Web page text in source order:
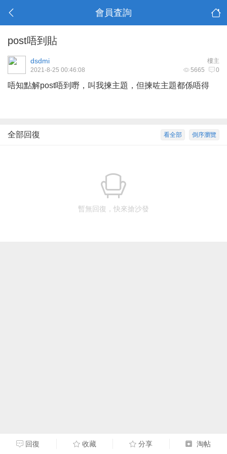
會員査詢
post唔到貼
樓主
dsdmi
5665 0
2021-8-25 00:46:08
唔知點解post唔到嘢，叫我揀主題，但揀咗主題都係唔得
倒序瀏覽
看全部
全部回復
暫無回復，快來搶沙發
回復 收藏 分享 淘帖